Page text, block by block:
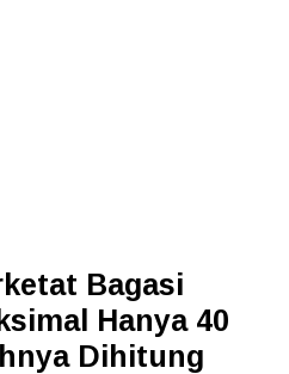
Bagasi
Hanya 40
Dihitung